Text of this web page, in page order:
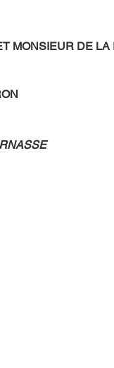
MONSIEUR DE